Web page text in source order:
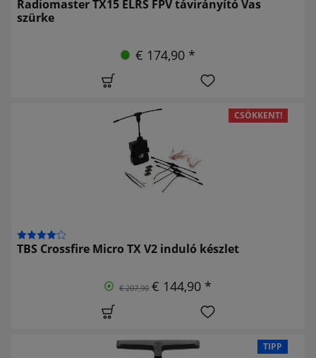
Radiomaster TX15 ELRS FPV távirányító Vas
szürke
€ 174,90 *
CSÖKKENT!
TBS Crossfire Micro TX V2 induló készlet
€ 207,90 € 144,90 *
TIPP